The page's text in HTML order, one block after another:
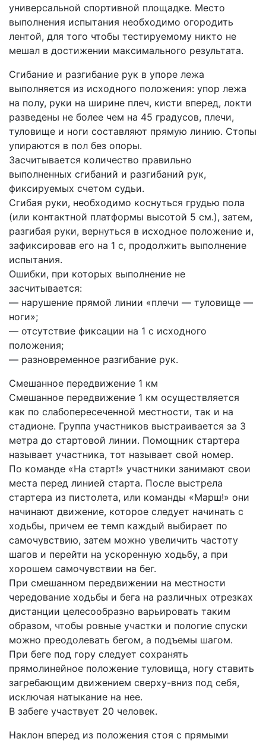
универсальной спортивной площадке. Место
выполнения испытания необходимо огородить
лентой, для того чтобы тестируемому никто не
мешал в достижении максимального результата.
Сгибание и разгибание рук в упоре лежа
выполняется из исходного положения: упор лежа
на полу, руки на ширине плеч, кисти вперед, локти
разведены не более чем на 45 градусов, плечи,
туловище и ноги составляют прямую линию. Стопы
упираются в пол без опоры.
Засчитывается количество правильно
выполненных сгибаний и разгибаний рук,
фиксируемых счетом судьи.
Сгибая руки, необходимо коснуться грудью пола
(или контактной платформы высотой 5 см.), затем,
разгибая руки, вернуться в исходное положение и,
зафиксировав его на 1 с, продолжить выполнение
испытания.
Ошибки, при которых выполнение не
засчитывается:
— нарушение прямой линии «плечи — туловище —
ноги»;
— отсутствие фиксации на 1 с исходного
положения;
— разновременное разгибание рук.
Смешанное передвижение 1 км
Смешанное передвижение 1 км осуществляется
как по слабопересеченной местности, так и на
стадионе. Группа участников выстраивается за 3
метра до стартовой линии. Помощник стартера
называет участника, тот называет свой номер.
По команде «На старт!» участники занимают свои
места перед линией старта. После выстрела
стартера из пистолета, или команды «Марш!» они
начинают движение, которое следует начинать с
ходьбы, причем ее темп каждый выбирает по
самочувствию, затем можно увеличить частоту
шагов и перейти на ускоренную ходьбу, а при
хорошем самочувствии на бег.
При смешанном передвижении на местности
чередование ходьбы и бега на различных отрезках
дистанции целесообразно варьировать таким
образом, чтобы ровные участки и пологие спуски
можно преодолевать бегом, а подъемы шагом.
При беге под гору следует сохранять
прямолинейное положение туловища, ногу ставить
загребающим движением сверху-вниз под себя,
исключая натыкание на нее.
В забеге участвует 20 человек.
Наклон вперед из положения стоя с прямыми